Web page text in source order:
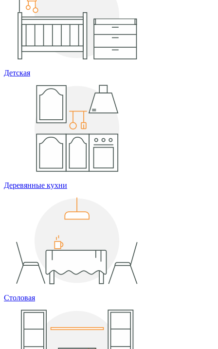
Детская
Деревянные кухни
Столовая